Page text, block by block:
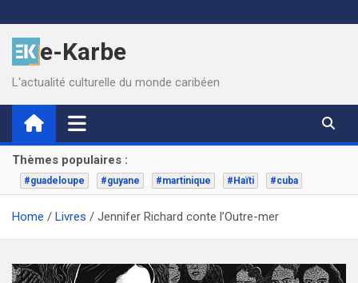
to
contente-Karbe
L'actualité culturelle du monde caribéen
Thèmes populaires :
#guadeloupe #guyane #martinique #Haïti #cuba
Home Livres Jennifer Richard conte l’Outre-mer